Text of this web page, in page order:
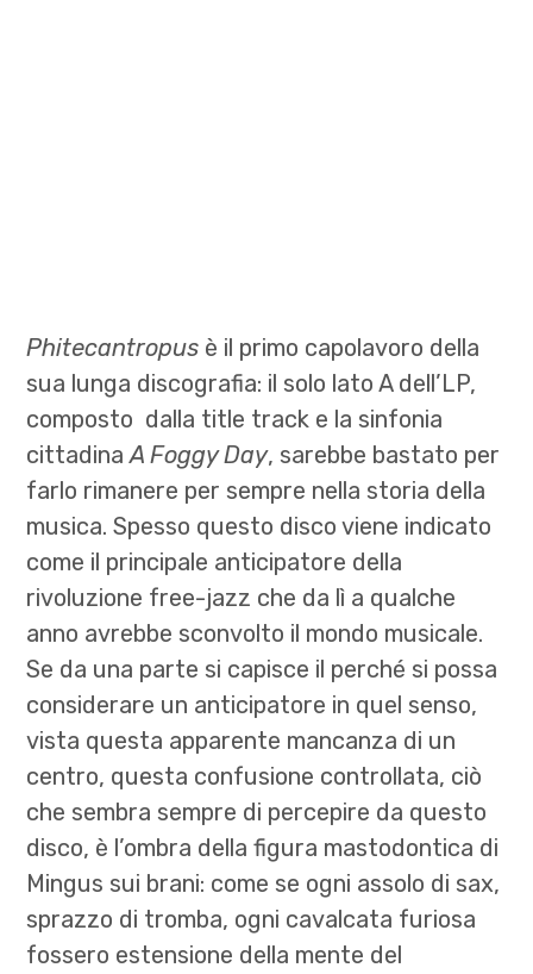
Phitecantropus è il primo capolavoro della
sua lunga discografia: il solo lato A dell’LP,
composto dalla title track e la sinfonia
cittadinaA Foggy Day, sarebbe bastato per
farlo rimanere per sempre nella storia della
musica. Spesso questo disco viene indicato
come il principale anticipatore della
rivoluzione free-jazz che da lì a qualche
anno avrebbe sconvolto il mondo musicale.
Se da una parte si capisce il perché si possa
considerare un anticipatore in quel senso,
vista questa apparente mancanza di un
centro, questa confusione controllata, ciò
che sembra sempre di percepire da questo
disco, è l’ombra della figura mastodontica di
Mingus sui brani: come se ogni assolo di sax,
sprazzo di tromba, ogni cavalcata furiosa
fossero estensione della mente del